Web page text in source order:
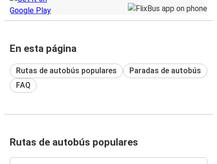
En esta página
Rutas de autobús populares
Paradas de autobús
FAQ
Rutas de autobús populares